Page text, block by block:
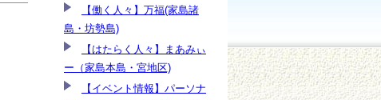
【働く人々】万福(家島諸
島・坊勢島)
【はたらく人々】まあみぃ
ー（家島本島・宮地区)
【イベント情報】パーソナ